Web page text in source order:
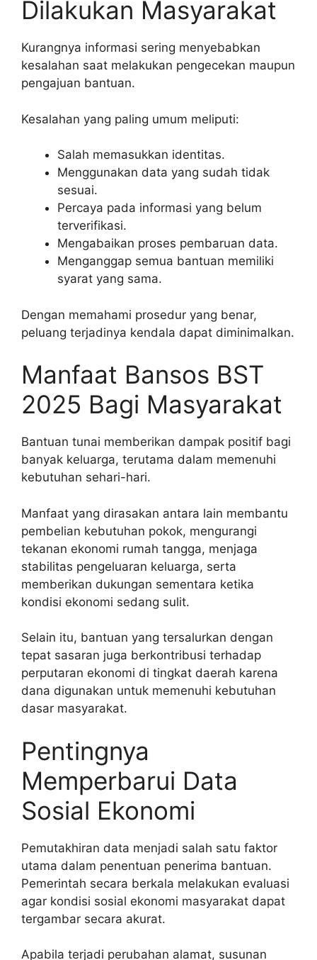
Dilakukan Masyarakat
Kurangnya informasi sering menyebabkan
kesalahan saat melakukan pengecekan maupun
pengajuan bantuan.
Kesalahan yang paling umum meliputi:
Salah memasukkan identitas.
Menggunakan data yang sudah tidak
sesuai.
Percaya pada informasi yang belum
terverifikasi.
Mengabaikan proses pembaruan data.
Menganggap semua bantuan memiliki
syarat yang sama.
Dengan memahami prosedur yang benar,
peluang terjadinya kendala dapat diminimalkan.
Manfaat Bansos BST
2025 Bagi Masyarakat
Bantuan tunai memberikan dampak positif bagi
banyak keluarga, terutama dalam memenuhi
kebutuhan sehari-hari.
Manfaat yang dirasakan antara lain membantu
pembelian kebutuhan pokok, mengurangi
tekanan ekonomi rumah tangga, menjaga
stabilitas pengeluaran keluarga, serta
memberikan dukungan sementara ketika
kondisi ekonomi sedang sulit.
Selain itu, bantuan yang tersalurkan dengan
tepat sasaran juga berkontribusi terhadap
perputaran ekonomi di tingkat daerah karena
dana digunakan untuk memenuhi kebutuhan
dasar masyarakat.
Pentingnya
Memperbarui Data
Sosial Ekonomi
Pemutakhiran data menjadi salah satu faktor
utama dalam penentuan penerima bantuan.
Pemerintah secara berkala melakukan evaluasi
agar kondisi sosial ekonomi masyarakat dapat
tergambar secara akurat.
Apabila terjadi perubahan alamat, susunan